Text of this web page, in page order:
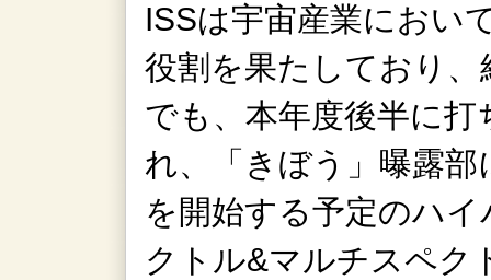
ISSは宇宙産業におい
役割を果たしており、
でも、本年度後半に打
れ、「きぼう」曝露部
を開始する予定のハイ
クトル&マルチスペク